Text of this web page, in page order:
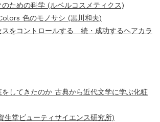
ための科学 (ルベルコスメティクス)
色のモノサシ (黒川和夫)
スをコントロールする 続・成功するヘアカラ
をしてきたのか 古典から近代文学に学ぶ化粧
生堂ビューティサイエンス研究所)